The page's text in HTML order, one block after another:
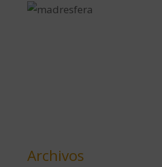
Archivos